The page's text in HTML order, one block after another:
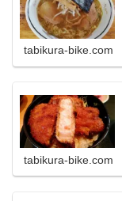
tabikura-bike.com
tabikura-bike.com